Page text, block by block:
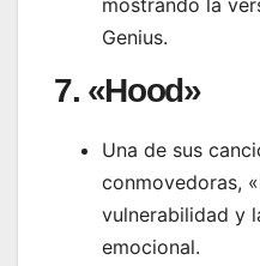
mostrando la
Genius.
7. «Hood»
Una de sus
conmovedoras,
vulnerabilidad y
emocional.